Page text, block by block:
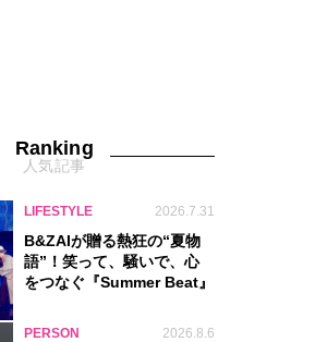
Ranking
人気記事
LIFESTYLE 2026.7.31
B&ZAIが贈る熱狂の“夏物
語”！笑って、騒いで、心
をつなぐ『Summer Beat』
PERSON 2026.8.6